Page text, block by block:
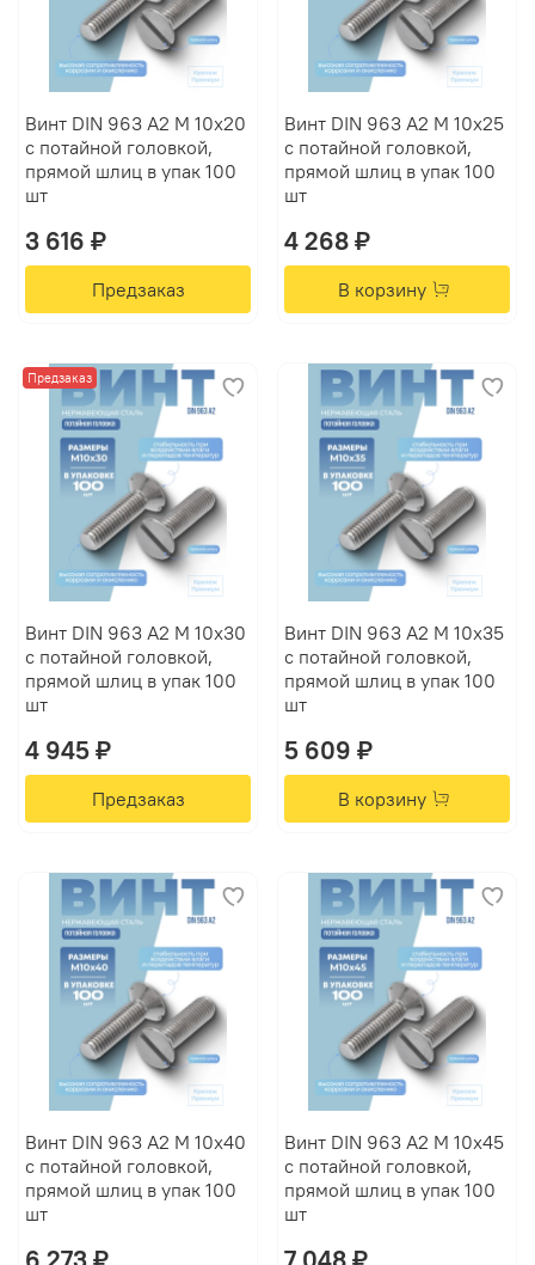
Винт DIN 963 А2 M 10х20
с потайной головкой,
прямой шлиц в упак 100
шт
3 616 ₽
Предзаказ
Винт DIN 963 А2 M 10х25
с потайной головкой,
прямой шлиц в упак 100
шт
4 268 ₽
В корзину
Предзаказ
Винт DIN 963 А2 M 10х30
с потайной головкой,
прямой шлиц в упак 100
шт
4 945 ₽
Предзаказ
Винт DIN 963 А2 M 10х35
с потайной головкой,
прямой шлиц в упак 100
шт
5 609 ₽
В корзину
Винт DIN 963 А2 M 10х40
с потайной головкой,
прямой шлиц в упак 100
шт
Винт DIN 963 А2 M 10х45
с потайной головкой,
прямой шлиц в упак 100
шт